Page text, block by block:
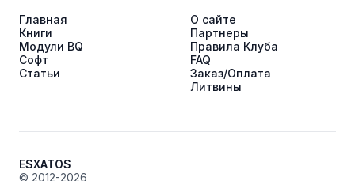
Главная
Книги
Модули BQ
Софт
Статьи
О сайте
Партнеры
Правила Клуба
FAQ
Заказ/Оплата
Литвины
ESXATOS
© 2012-2026